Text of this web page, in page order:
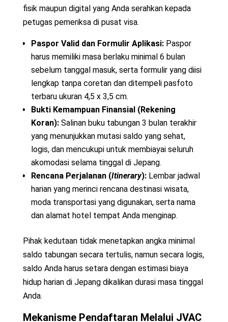
fisik maupun digital yang Anda serahkan kepada
petugas pemeriksa di pusat visa.
Paspor Valid dan Formulir Aplikasi:Paspor
harus memiliki masa berlaku minimal 6 bulan
sebelum tanggal masuk, serta formulir yang diisi
lengkap tanpa coretan dan ditempeli pasfoto
terbaru ukuran 4,5 x 3,5 cm.
Bukti Kemampuan Finansial (Rekening
Koran):Salinan buku tabungan 3 bulan terakhir
yang menunjukkan mutasi saldo yang sehat,
logis, dan mencukupi untuk membiayai seluruh
akomodasi selama tinggal di Jepang.
Rencana Perjalanan (Itinerary):Lembar jadwal
harian yang merinci rencana destinasi wisata,
moda transportasi yang digunakan, serta nama
dan alamat hotel tempat Anda menginap.
Pihak kedutaan tidak menetapkan angka minimal
saldo tabungan secara tertulis, namun secara logis,
saldo Anda harus setara dengan estimasi biaya
hidup harian di Jepang dikalikan durasi masa tinggal
Anda.
Mekanisme Pendaftaran Melalui JVAC